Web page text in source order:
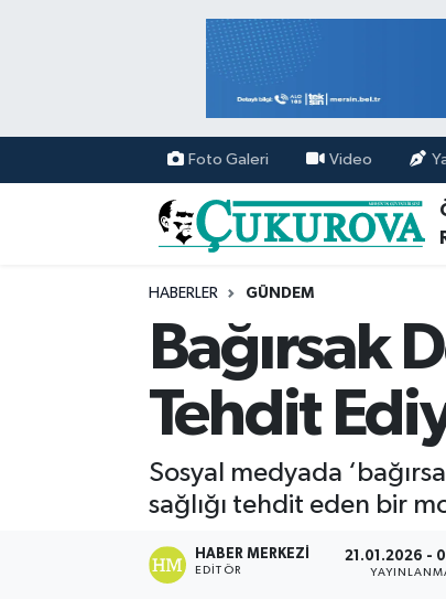
Foto Galeri Video
HABERLER GÜNDEM
Bağırsak
Tehdit
Sosyal medyada
sağlığı tehdit eden bir
HABER MERKEZI
EDITÖR
21.01.2026 -
Mersin Nöbetçi Eczaneler
Mersin Hava Durumu
Mersin Namaz Vakitleri
Mersin Trafik Yoğunluk Haritası
Tüm Manşetler
Son Dakika Haberleri
Haber Arşivi